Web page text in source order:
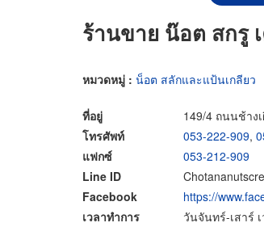
ร้านขาย น๊อต สกรู
หมวดหมู่ : น็อต สลักและแป้นเกลียว
ที่อยู่
149/4 ถนนช้าง
โทรศัพท์
053-222-909,
แฟกซ์
053-212-909
Line ID
Facebook
https://
เวลาทำการ
วันจันทร์-เสาร์